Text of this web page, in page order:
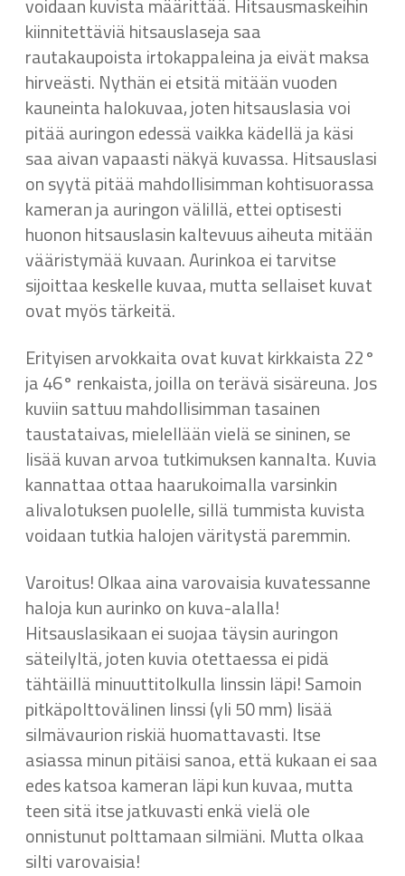
voidaan kuvista määrittää. Hitsausmaskeihin
kiinnitettäviä hitsauslaseja saa
rautakaupoista irtokappaleina ja eivät maksa
hirveästi. Nythän ei etsitä mitään vuoden
kauneinta halokuvaa, joten hitsauslasia voi
pitää auringon edessä vaikka kädellä ja käsi
saa aivan vapaasti näkyä kuvassa. Hitsauslasi
on syytä pitää mahdollisimman kohtisuorassa
kameran ja auringon välillä, ettei optisesti
huonon hitsauslasin kaltevuus aiheuta mitään
vääristymää kuvaan. Aurinkoa ei tarvitse
sijoittaa keskelle kuvaa, mutta sellaiset kuvat
ovat myös tärkeitä.
Erityisen arvokkaita ovat kuvat kirkkaista 22°
ja 46° renkaista, joilla on terävä sisäreuna. Jos
kuviin sattuu mahdollisimman tasainen
taustataivas, mielellään vielä se sininen, se
lisää kuvan arvoa tutkimuksen kannalta. Kuvia
kannattaa ottaa haarukoimalla varsinkin
alivalotuksen puolelle, sillä tummista kuvista
voidaan tutkia halojen väritystä paremmin.
Varoitus! Olkaa aina varovaisia kuvatessanne
haloja kun aurinko on kuva-alalla!
Hitsauslasikaan ei suojaa täysin auringon
säteilyltä, joten kuvia otettaessa ei pidä
tähtäillä minuuttitolkulla linssin läpi! Samoin
pitkäpolttovälinen linssi (yli 50 mm) lisää
silmävaurion riskiä huomattavasti. Itse
asiassa minun pitäisi sanoa, että kukaan ei saa
edes katsoa kameran läpi kun kuvaa, mutta
teen sitä itse jatkuvasti enkä vielä ole
onnistunut polttamaan silmiäni. Mutta olkaa
silti varovaisia!